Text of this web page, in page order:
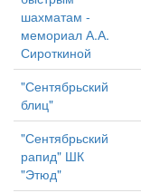
шахматам -
мемориал А.А.
Сироткиной
"Сентябрьский
блиц"
"Сентябрьский
рапид" ШК
"Этюд"